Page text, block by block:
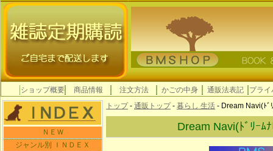
ショップ概要 商品情報 注文方法 かごの中身 通販法表記 プライ
ＮＥＷ
ジャンル別 ＩＮＤＥＸ
トップ- 通販トップ- 暮らし 生活 - Dream Navi(ﾄﾞ
Dream Navi(ﾄﾞﾘｰﾑ